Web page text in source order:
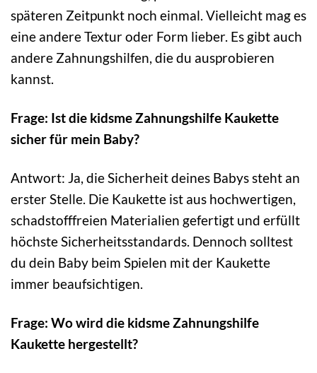
späteren Zeitpunkt noch einmal. Vielleicht mag es
eine andere Textur oder Form lieber. Es gibt auch
andere Zahnungshilfen, die du ausprobieren
kannst.
Frage: Ist die kidsme Zahnungshilfe Kaukette
sicher für mein Baby?
Antwort: Ja, die Sicherheit deines Babys steht an
erster Stelle. Die Kaukette ist aus hochwertigen,
schadstofffreien Materialien gefertigt und erfüllt
höchste Sicherheitsstandards. Dennoch solltest
du dein Baby beim Spielen mit der Kaukette
immer beaufsichtigen.
Frage: Wo wird die kidsme Zahnungshilfe
Kaukette hergestellt?